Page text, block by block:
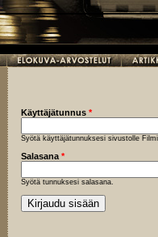
Käyttäjätunnus *
Syötä käyttäjätunnuksesi sivustolle
Salasana *
Syötä tunnuksesi salasana.